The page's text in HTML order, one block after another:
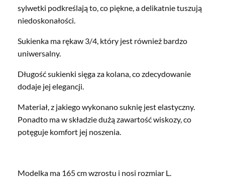
sylwetki podkreślają to, co piękne, a delikatnie tuszują
niedoskonałości.
Sukienka ma rękaw 3/4, który jest również bardzo
uniwersalny.
Długość sukienki sięga za kolana, co zdecydowanie
dodaje jej elegancji.
Materiał, z jakiego wykonano suknię jest elastyczny.
Ponadto ma w składzie dużą zawartość wiskozy, co
potęguje komfort jej noszenia.
Modelka ma 165 cm wzrostu i nosi rozmiar L.